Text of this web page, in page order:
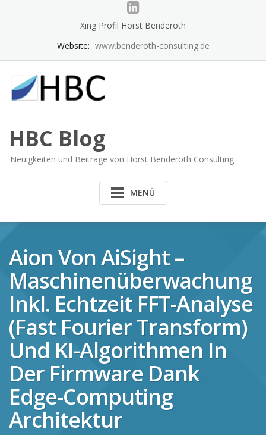
Xing Profil Horst Benderoth
Website: www.benderoth-consulting.de
HBC Blog
Neuigkeiten und Beiträge von Horst Benderoth Consulting
MENÜ
Aion Von AiSight –
Maschinenüberwachung
Inkl. Echtzeit FFT-Analyse
(Fast Fourier Transform)
Und KI-Algorithmen In
Der Firmware Dank
Edge-Computing
Architektur